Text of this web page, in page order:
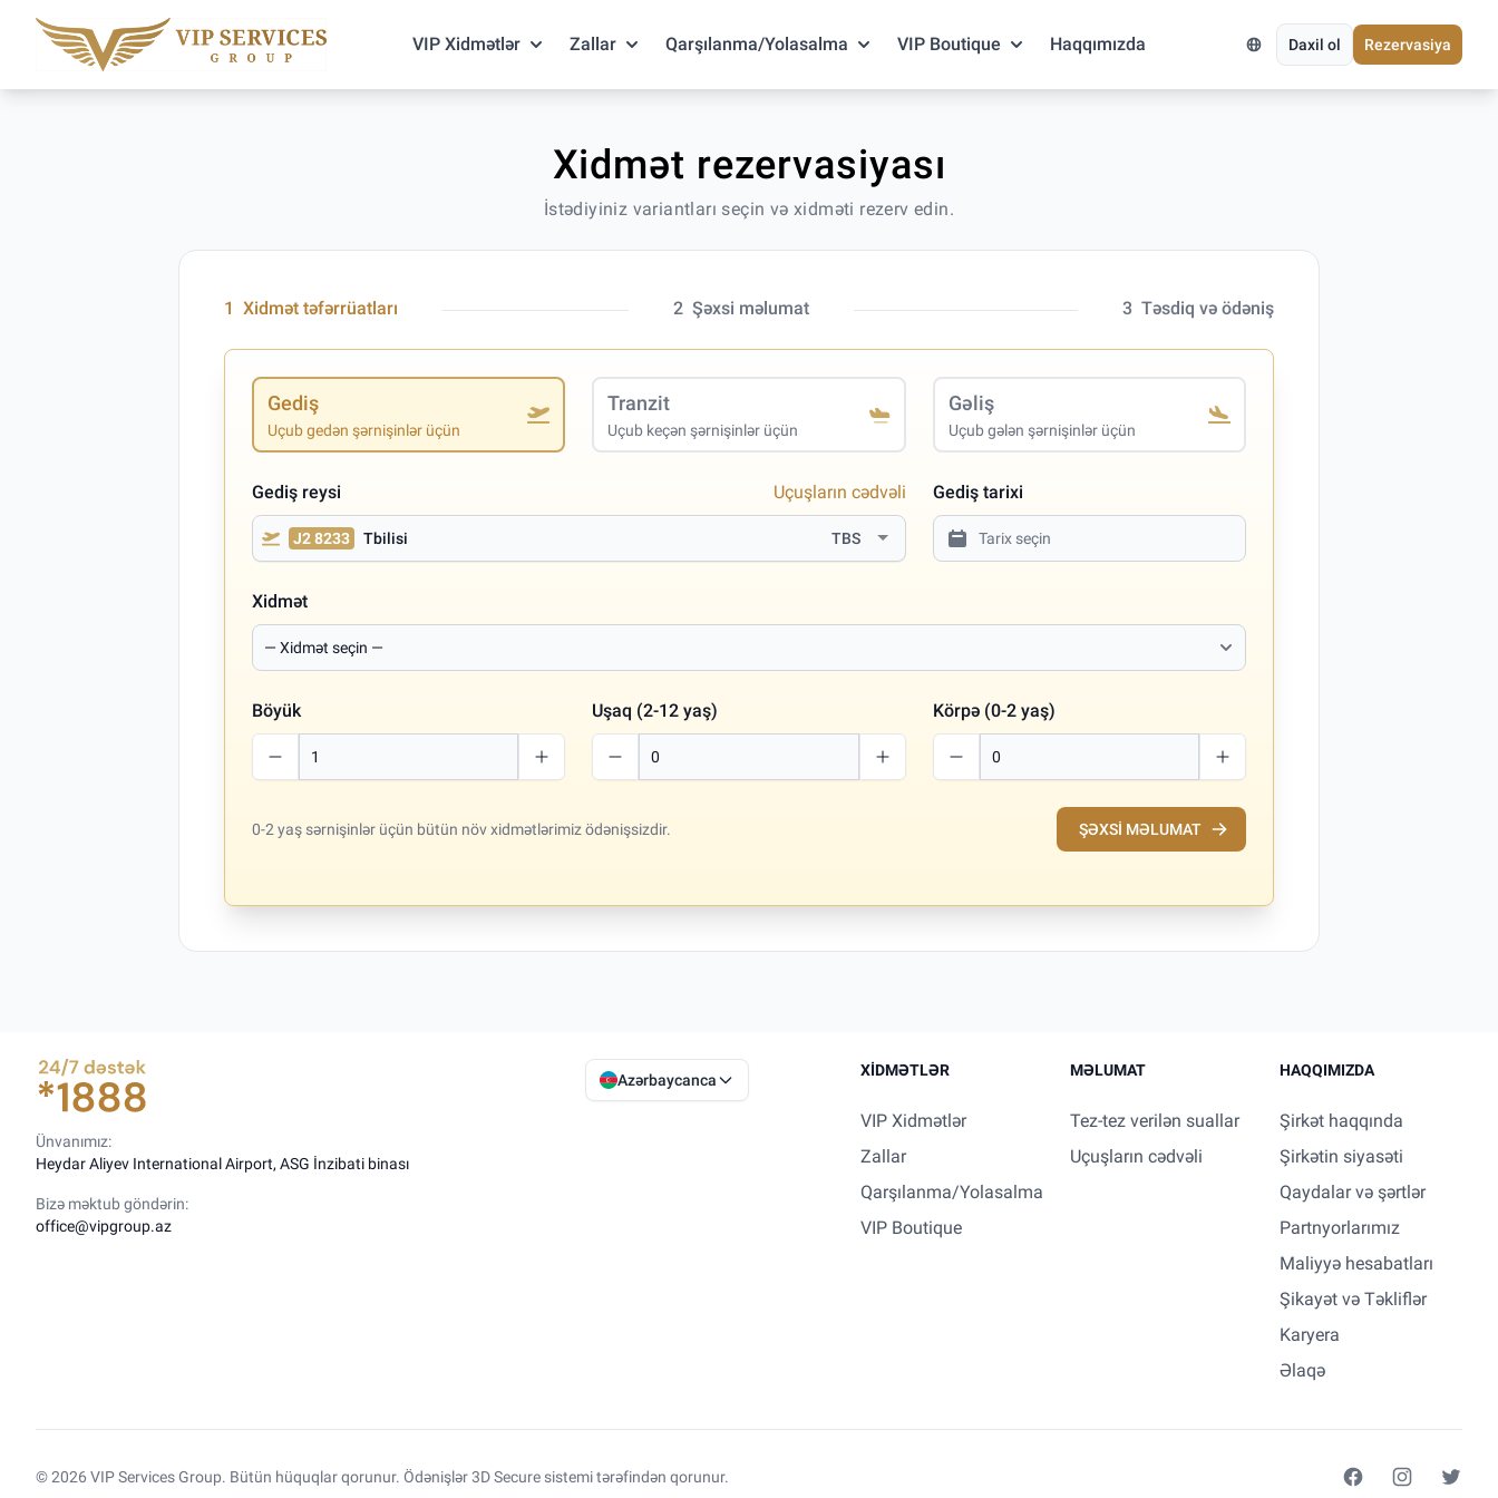
Daxil ol Rezervasiya
VIP Xidmətlər Zallar Qarşılanma/Yolasalma VIP Boutique Haqqımızda
Xidmət rezervasiyası
İstədiyiniz variantları seçin və xidməti rezerv edin.
1 Xidmət təfərrüatları 2 Şəxsi məlumat 3 Təsdiq və ödəniş
Gediş
Uçub gedən şərnişinlər üçün
Tranzit
Uçub keçən şərnişinlər üçün
Gəliş
Uçub gələn şərnişinlər üçün
Gediş reysi Uçuşların cədvəli
J2 8233 Tbilisi TBS
Gediş tarixi
Xidmət
Böyük Uşaq (2-12 yaş) Körpə (0-2 yaş)
0-2 yaş sərnişinlər üçün bütün növ xidmətlərimiz ödənişsizdir. ŞƏXSI MƏLUMAT
Azərbaycanca
Ünvanımız:
Heydar Aliyev International Airport, ASG İnzibati binası
Bizə məktub göndərin:
office@vipgroup.az
XIDMƏTLƏR
VIP Xidmətlər
Zallar
Qarşılanma/Yolasalma
VIP Boutique
MƏLUMAT
Tez-tez verilən suallar
Uçuşların cədvəli
HAQQIMIZDA
Şirkət haqqında
Şirkətin siyasəti
Qaydalar və şərtlər
Partnyorlarımız
Maliyyə hesabatları
Şikayət və Təkliflər
Karyera
Əlaqə
© 2026 VIP Services Group. Bütün hüquqlar qorunur. Ödənişlər 3D Secure sistemi tərəfindən qorunur.